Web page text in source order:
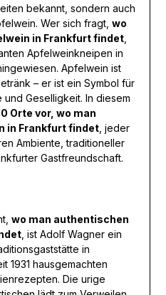
bekannt, sondern auch
Wer sich fragt, wo
in Frankfurt findet,
Apfelweinkneipen in
Apfelwein ist
– er ist ein Symbol für
Geselligkeit. In diesem
Orte vor, wo man
in Frankfurt findet, jeder
Ambiente, traditioneller
Gastfreundschaft.
wo man authentischen
, ist Adolf Wagner ein
in
1931 hausgemachten
Die urige